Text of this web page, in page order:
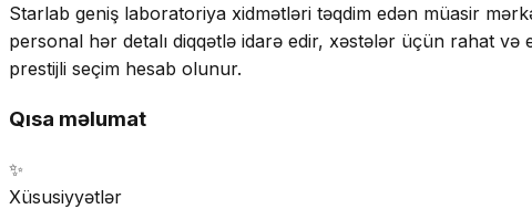
Starlab geniş laboratoriya xidmətləri təqdim edən müasir
personal hər detalı diqqətlə idarə edir, xəstələr üçün rahat və
prestijli seçim hesab olunur.
Qısa məlumat
✨
Xüsusiyyətlər